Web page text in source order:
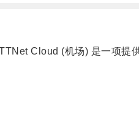
Cloud (机场) 是一项提